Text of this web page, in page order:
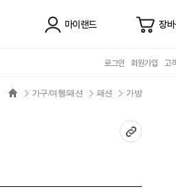
마이랜드 장
로그인 회원가입 고
가구/여행/패션 패션 가방